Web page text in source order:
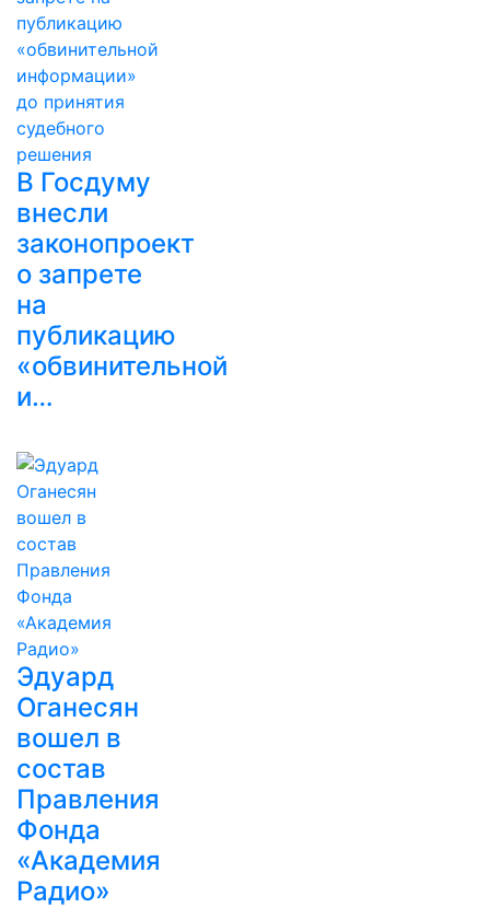
В Госдуму
внесли
законопроект
о запрете
на
публикацию
«обвинительной
и…
Эдуард
Оганесян
вошел в
состав
Правления
Фонда
«Академия
Радио»